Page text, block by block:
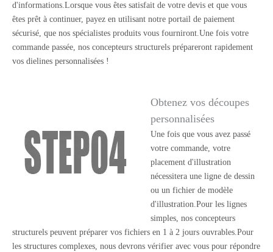
d'informations.Lorsque vous êtes satisfait de votre devis et que vous
êtes prêt à continuer, payez en utilisant notre portail de paiement
sécurisé, que nos spécialistes produits vous fourniront.Une fois votre
commande passée, nos concepteurs structurels prépareront rapidement
vos dielines personnalisées !
Obtenez vos découpes
personnalisées
Une fois que vous avez passé
votre commande, votre
placement d'illustration
nécessitera une ligne de dessin
ou un fichier de modèle
d'illustration.Pour les lignes
simples, nos concepteurs
structurels peuvent préparer vos fichiers en 1 à 2 jours ouvrables.Pour
les structures complexes, nous devrons vérifier avec vous pour répondre